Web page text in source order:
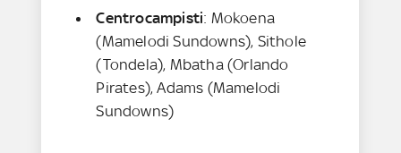
Centrocampisti: Mokoena
(Mamelodi Sundowns), Sithole
(Tondela), Mbatha (Orlando
Pirates), Adams (Mamelodi
Sundowns)